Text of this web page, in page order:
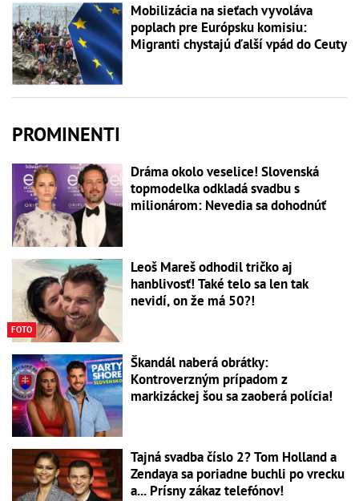
Mobilizácia na sieťach vyvoláva
poplach pre Európsku komisiu:
Migranti chystajú ďalší vpád do Ceuty
PROMINENTI
Dráma okolo veselice! Slovenská
topmodelka odkladá svadbu s
milionárom: Nevedia sa dohodnúť
FOTO
Leoš Mareš odhodil tričko aj
hanblivosť! Také telo sa len tak
nevidí, on že má 50?!
Škandál naberá obrátky:
Kontroverzným prípadom z
markizáckej šou sa zaoberá polícia!
Tajná svadba číslo 2? Tom Holland a
Zendaya sa poriadne buchli po vrecku
a... Prísny zákaz telefónov!